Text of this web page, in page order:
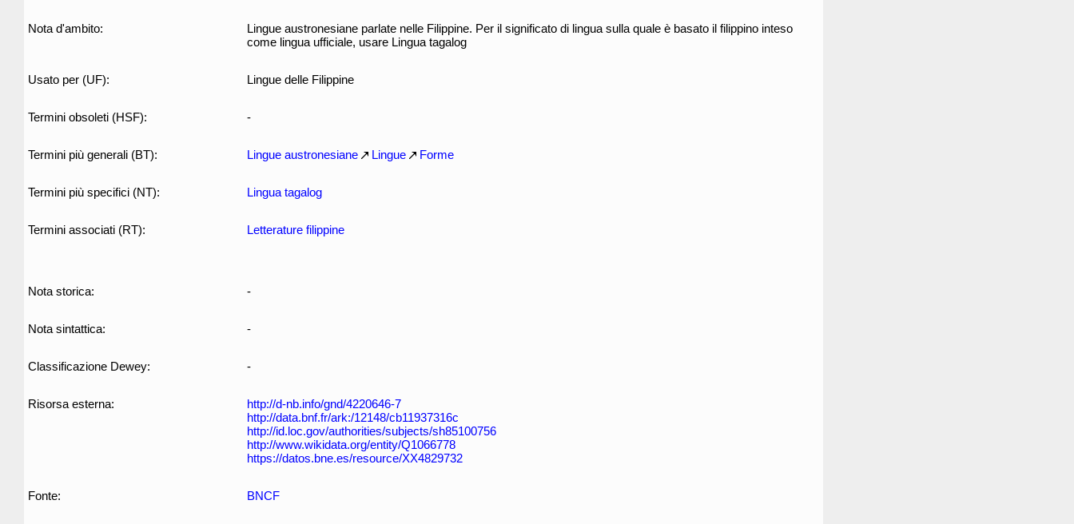
Nota d'ambito:
Lingue austronesiane parlate nelle Filippine. Per il significato di lingua sulla quale è basato il filippino inteso
come lingua ufficiale, usare Lingua tagalog
Usato per (UF): Lingue delle Filippine
Termini obsoleti (HSF): -
Termini più generali (BT): Lingue austronesiane Lingue Forme
Termini più specifici (NT): Lingua tagalog
Termini associati (RT): Letterature filippine
Nota storica: -
Nota sintattica: -
Classificazione Dewey: -
Risorsa esterna:
http://d-nb.info/gnd/4220646-7
http://data.bnf.fr/ark:/12148/cb11937316c
http://id.loc.gov/authorities/subjects/sh85100756
http://www.wikidata.org/entity/Q1066778
https://datos.bne.es/resource/XX4829732
Fonte: BNCF